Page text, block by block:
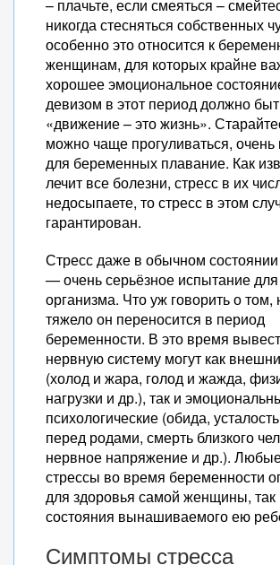
– плачьте, если смеяться –
никогда стесняться собственных
особенно это относится к
женщинам, для которых крайне
хорошее эмоциональное
девизом в этот период должно
«движение – это жизнь».
можно чаще прогуливаться, очень
для беременных плавание. Как
лечит все болезни, стресс в их
недосыпаете, то стресс в этом
гарантирован.
Стресс даже в обычном
— очень серьёзное испытание
организма. Что уж говорить о том,
тяжело он переносится в период
беременности. В это время
нервную систему могут как
(холод и жара, голод и жажда,
нагрузки и др.), так и
психологические (обида,
перед родами, смерть близкого
нервное напряжение и др.).
стрессы во время беременности
для здоровья самой женщины, так
состояния вынашиваемого ею
Симптомы стресса